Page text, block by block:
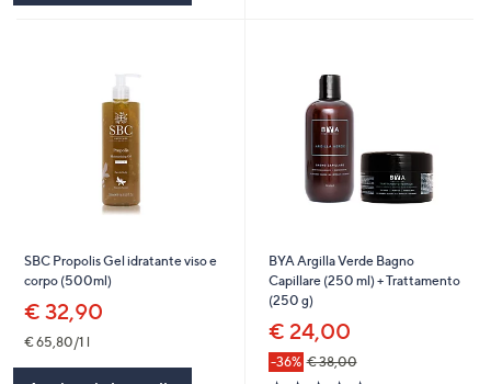
SBC Propolis Gel idratante viso e
corpo (500ml)
€ 32,90
€ 65,80/1 l
BYA Argilla Verde Bagno
Capillare (250 ml) + Trattamento
(250 g)
€ 24,00
-36% € 38,00